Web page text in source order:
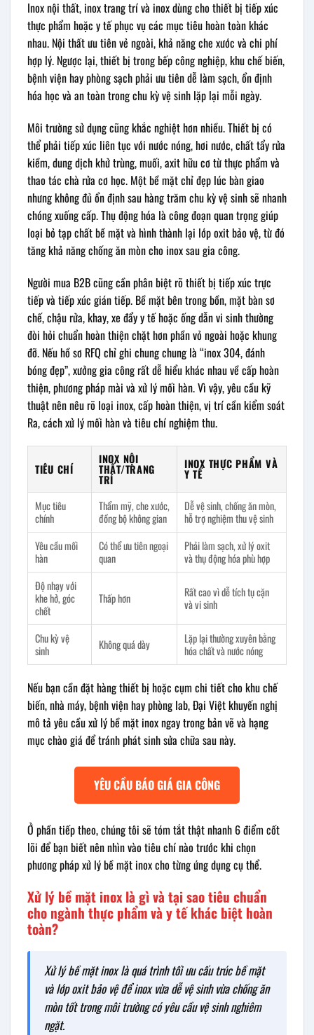
Inox nội thất, inox trang trí và inox dùng cho thiết bị tiếp xúc
thực phẩm hoặc y tế phục vụ các mục tiêu hoàn toàn khác
nhau. Nội thất ưu tiên vẻ ngoài, khả năng che xước và chi phí
hợp lý. Ngược lại, thiết bị trong bếp công nghiệp, khu chế biến,
bệnh viện hay phòng sạch phải ưu tiên dễ làm sạch, ổn định
hóa học và an toàn trong chu kỳ vệ sinh lặp lại mỗi ngày.
Môi trường sử dụng cũng khắc nghiệt hơn nhiều. Thiết bị có
thể phải tiếp xúc liên tục với nước nóng, hơi nước, chất tẩy rửa
kiềm, dung dịch khử trùng, muối, axit hữu cơ từ thực phẩm và
thao tác chà rửa cơ học. Một bề mặt chỉ đẹp lúc bàn giao
nhưng không đủ ổn định sau hàng trăm chu kỳ vệ sinh sẽ nhanh
chóng xuống cấp. Thụ động hóa là công đoạn quan trọng giúp
loại bỏ tạp chất bề mặt và hình thành lại lớp oxit bảo vệ, từ đó
tăng khả năng chống ăn mòn cho inox sau gia công.
Người mua B2B cũng cần phân biệt rõ thiết bị tiếp xúc trực
tiếp và tiếp xúc gián tiếp. Bề mặt bên trong bồn, mặt bàn sơ
chế, chậu rửa, khay, xe đẩy y tế hoặc ống dẫn vi sinh thường
đòi hỏi chuẩn hoàn thiện chặt hơn phần vỏ ngoài hoặc khung
đỡ. Nếu hồ sơ RFQ chỉ ghi chung chung là “inox 304, đánh
bóng đẹp”, xưởng gia công rất dễ hiểu khác nhau về cấp hoàn
thiện, phương pháp mài và xử lý mối hàn. Vì vậy, yêu cầu kỹ
thuật nên nêu rõ loại inox, cấp hoàn thiện, vị trí cần kiểm soát
Ra, cách xử lý mối hàn và tiêu chí nghiệm thu.
TIÊU CHÍ
INOX NỘI
THẤT/TRANG
TRÍ
INOX THỰC PHẨM VÀ
Y TẾ
Mục tiêu
chính
Thẩm mỹ, che xước,
đồng bộ không gian
Dễ vệ sinh, chống ăn mòn,
hỗ trợ nghiệm thu vệ sinh
Yêu cầu mối
hàn
Có thể ưu tiên ngoại
quan
Phải làm sạch, xử lý oxit
và thụ động hóa phù hợp
Độ nhạy với
khe hở, góc
chết
Thấp hơn
Rất cao vì dễ tích tụ cặn
và vi sinh
Chu kỳ vệ
sinh
Không quá dày
Lặp lại thường xuyên bằng
hóa chất và nước nóng
Nếu bạn cần đặt hàng thiết bị hoặc cụm chi tiết cho khu chế
biến, nhà máy, bệnh viện hay phòng lab, Đại Việt khuyến nghị
mô tả yêu cầu xử lý bề mặt inox ngay trong bản vẽ và hạng
mục chào giá để tránh phát sinh sửa chữa sau này.
YÊU CẦU BÁO GIÁ GIA CÔNG
Ở phần tiếp theo, chúng tôi sẽ tóm tắt thật nhanh 6 điểm cốt
lõi để bạn biết nên nhìn vào tiêu chí nào trước khi chọn
phương pháp xử lý bề mặt inox cho từng ứng dụng cụ thể.
Xử lý bề mặt inox là gì và tại sao tiêu chuẩn
cho ngành thực phẩm và y tế khác biệt hoàn
toàn?
Xử lý bề mặt inox là quá trình tối ưu cấu trúc bề mặt
và lớp oxit bảo vệ để inox vừa dễ vệ sinh vừa chống ăn
mòn tốt trong môi trường có yêu cầu vệ sinh nghiêm
ngặt.